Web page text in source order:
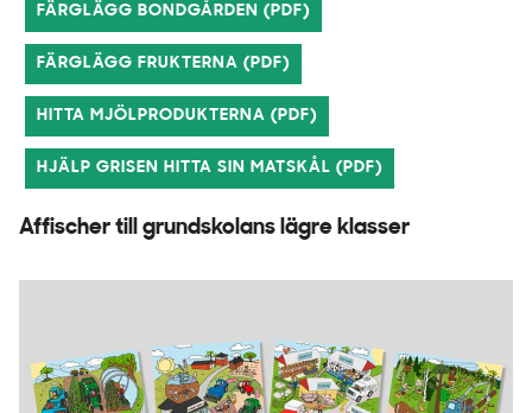
FÄRGLÄGG BONDGÅRDEN (PDF)
FÄRGLÄGG FRUKTERNA (PDF)
HITTA MJÖLPRODUKTERNA (PDF)
HJÄLP GRISEN HITTA SIN MATSKÅL (PDF)
Affischer till grundskolans lägre klasser